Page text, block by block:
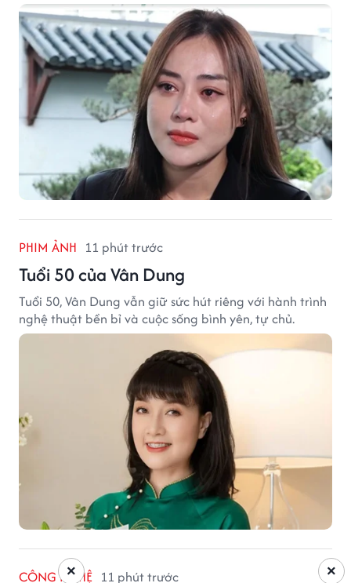
PHIM ẢNH 11 phút trước
Tuổi 50 của Vân Dung
Tuổi 50, Vân Dung vẫn giữ sức hút riêng với hành trình
nghệ thuật bền bỉ và cuộc sống bình yên, tự chủ.
CÔNG NGHỆ 11 phút trước ×
×